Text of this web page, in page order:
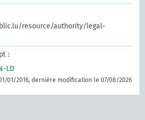
resource/authority/legal-
:
LD
01/2016, dernière modification le 07/08/2026